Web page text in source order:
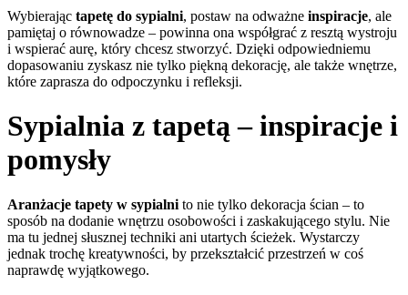
Wybierając tapetę do sypialni, postaw na odważne inspiracje, ale
pamiętaj o równowadze – powinna ona współgrać z resztą wystroju
i wspierać aurę, który chcesz stworzyć. Dzięki odpowiedniemu
dopasowaniu zyskasz nie tylko piękną dekorację, ale także wnętrze,
które zaprasza do odpoczynku i refleksji.
Sypialnia z tapetą – inspiracje i
pomysły
Aranżacje tapety w sypialni to nie tylko dekoracja ścian – to
sposób na dodanie wnętrzu osobowości i zaskakującego stylu. Nie
ma tu jednej słusznej techniki ani utartych ścieżek. Wystarczy
jednak trochę kreatywności, by przekształcić przestrzeń w coś
naprawdę wyjątkowego.